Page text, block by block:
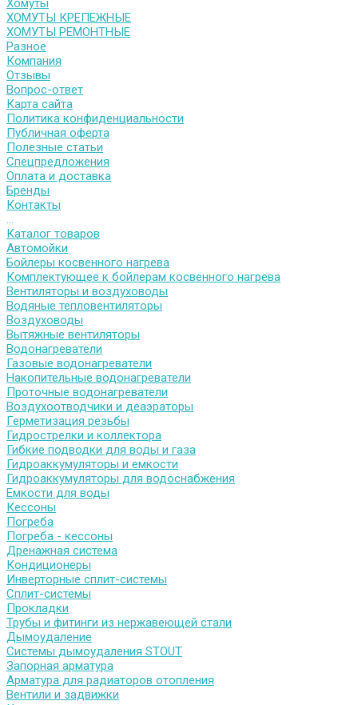
Хомуты
ХОМУТЫ КРЕПЕЖНЫЕ
ХОМУТЫ РЕМОНТНЫЕ
Разное
Компания
Отзывы
Вопрос-ответ
Карта сайта
Политика конфиденциальности
Публичная оферта
Полезные статьи
Спецпредложения
Оплата и доставка
Бренды
Контакты
...
Каталог товаров
Автомойки
Бойлеры косвенного нагрева
Комплектующее к бойлерам косвенного нагрева
Вентиляторы и воздуховоды
Водяные тепловентиляторы
Воздуховоды
Вытяжные вентиляторы
Водонагреватели
Газовые водонагреватели
Накопительные водонагреватели
Проточные водонагреватели
Воздухоотводчики и деаэраторы
Герметизация резьбы
Гидрострелки и коллектора
Гибкие подводки для воды и газа
Гидроаккумуляторы и емкости
Гидроаккумуляторы для водоснабжения
Емкости для воды
Кессоны
Погреба
Погреба - кессоны
Дренажная система
Кондиционеры
Инверторные сплит-системы
Сплит-системы
Прокладки
Трубы и фитинги из нержавеющей стали
Дымоудаление
Системы дымоудаления STOUT
Запорная арматура
Арматура для радиаторов отопления
Вентили и задвижки